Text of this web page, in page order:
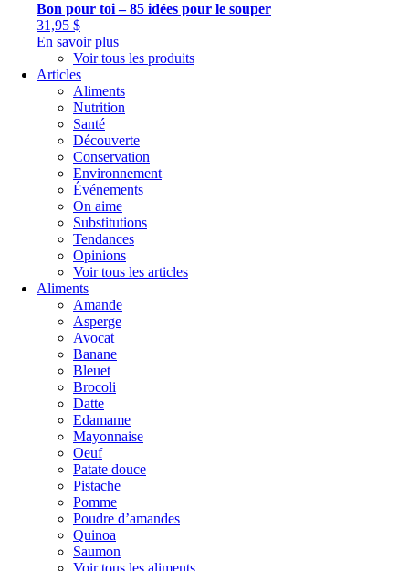
Bon pour toi – 85 idées pour le souper
31,95 $
En savoir plus
Voir tous les produits
Articles
Aliments
Nutrition
Santé
Découverte
Conservation
Environnement
Événements
On aime
Substitutions
Tendances
Opinions
Voir tous les articles
Aliments
Amande
Asperge
Avocat
Banane
Bleuet
Brocoli
Datte
Edamame
Mayonnaise
Oeuf
Patate douce
Pistache
Pomme
Poudre d’amandes
Quinoa
Saumon
Voir tous les aliments